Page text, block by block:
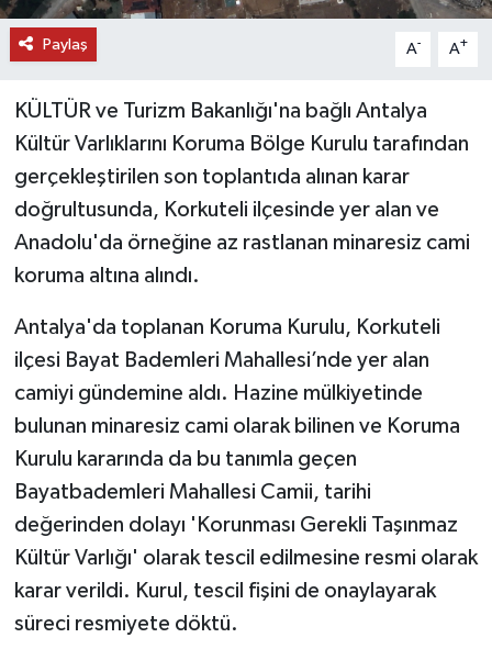
Paylaş A- A+
KÜLTÜR ve Turizm Bakanlığı'na bağlı Antalya
Kültür Varlıklarını Koruma Bölge Kurulu tarafından
gerçekleştirilen son toplantıda alınan karar
doğrultusunda, Korkuteli ilçesinde yer alan ve
Anadolu'da örneğine az rastlanan minaresiz cami
koruma altına alındı.
Antalya'da toplanan Koruma Kurulu, Korkuteli
ilçesi Bayat Bademleri Mahallesi’nde yer alan
camiyi gündemine aldı. Hazine mülkiyetinde
bulunan minaresiz cami olarak bilinen ve Koruma
Kurulu kararında da bu tanımla geçen
Bayatbademleri Mahallesi Camii, tarihi
değerinden dolayı 'Korunması Gerekli Taşınmaz
Kültür Varlığı' olarak tescil edilmesine resmi olarak
karar verildi. Kurul, tescil fişini de onaylayarak
süreci resmiyete döktü.
YAZARLAR
RESMİ İLAN